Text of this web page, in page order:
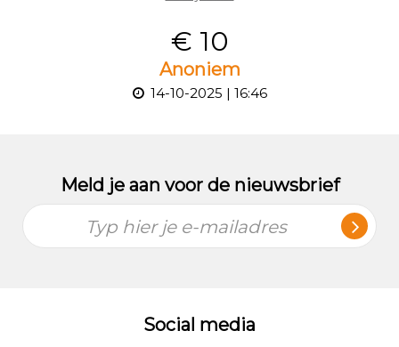
€ 10
Anoniem
14-10-2025 | 16:46
Meld je aan voor de nieuwsbrief
Typ hier je e-mailadres
Social media